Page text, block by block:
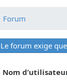
Forum
Le forum exige
Nom